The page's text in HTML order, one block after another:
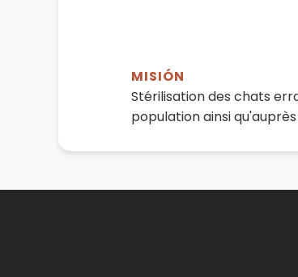
MISIÓN
Stérilisation des chats
population ainsi